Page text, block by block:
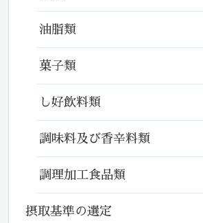
油脂類
菓子類
し好飲料類
調味料及び香辛料類
調理加工食品類
摂取基準の選定